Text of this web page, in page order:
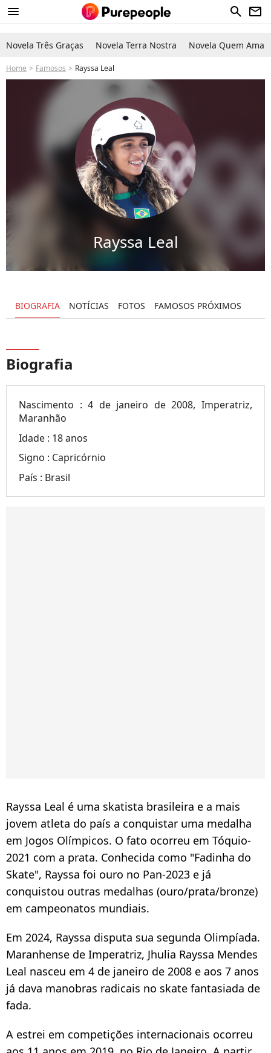
menu search newsletter
Novela Três Graças Novela Terra Nostra Novela Quem Ama
Home Famosos Rayssa Leal
Rayssa Leal
BIOGRAFIA NOTÍCIAS FOTOS FAMOSOS PRÓXIMOS
Biografia
Nascimento :4 de janeiro de 2008, Imperatriz,
Maranhão
Idade : 18 anos
Signo : Capricórnio
País : Brasil
Rayssa Leal é uma skatista brasileira e a mais
jovem atleta do país a conquistar uma medalha
em Jogos Olímpicos. O fato ocorreu em Tóquio-
2021 com a prata. Conhecida como "Fadinha do
Skate", Rayssa foi ouro no Pan-2023 e já
conquistou outras medalhas (ouro/prata/bronze)
em campeonatos mundiais.
Em 2024, Rayssa disputa sua segunda Olimpíada.
Maranhense de Imperatriz, Jhulia Rayssa Mendes
Leal nasceu em 4 de janeiro de 2008 e aos 7 anos
já dava manobras radicais no skate fantasiada de
fada.
A estrei em competições internacionais ocorreu